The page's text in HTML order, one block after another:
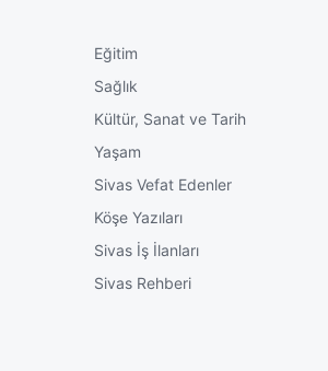
Eğitim
Sağlık
Kültür, Sanat ve Tarih
Yaşam
Sivas Vefat Edenler
Köşe Yazıları
Sivas İş İlanları
Sivas Rehberi